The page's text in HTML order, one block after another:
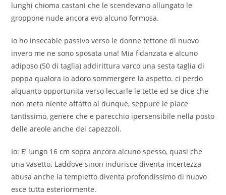
lunghi chioma castani che le scendevano allungato le
groppone nude ancora evo alcuno formosa.
Io ho insecable passivo verso le donne tettone di nuovo
invero me ne sono sposata una! Mia fidanzata e alcuno
adiposo (50 di taglia) addirittura varco una sesta taglia di
poppa qualora io adoro sommergere la aspetto. ci perdo
alquanto opportunita verso leccarle le tette ed se dice che
non meta niente affatto al dunque, seppure le piace
tantissimo, genere che e parecchio ipersensibile nella posto
delle areole anche dei capezzoli.
Io: E’ lungo 16 cm sopra ancora alcuno spesso, quasi che
una vasetto. Laddove sinon indurisce diventa incertezza
abusa anche la tempietto diventa profondissimo di nuovo
esce tutta esteriormente.